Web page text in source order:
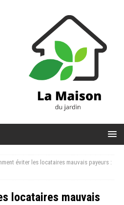
éviter les locataires mauvais payeurs :
locataires mauvais